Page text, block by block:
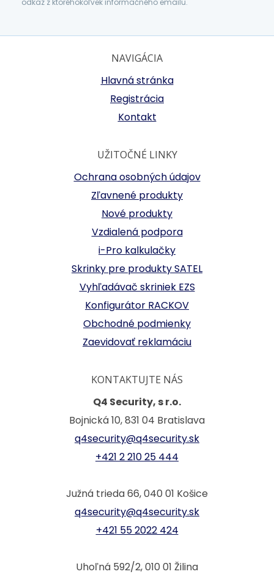
odkaz z ktoréhokoľvek informačného emailu.
NAVIGÁCIA
Hlavná stránka
Registrácia
Kontakt
UŽITOČNÉ LINKY
Ochrana osobných údajov
Zľavnené produkty
Nové produkty
Vzdialená podpora
i-Pro kalkulačky
Skrinky pre produkty SATEL
Vyhľadávač skriniek EZS
Konfigurátor RACKOV
Obchodné podmienky
Zaevidovať reklamáciu
KONTAKTUJTE NÁS
Q4 Security, s r.o.
Bojnická 10, 831 04 Bratislava
q4security@q4security.sk
+421 2 210 25 444
Južná trieda 66, 040 01 Košice
q4security@q4security.sk
+421 55 2022 424
Uhoľná 592/2, 010 01 Žilina